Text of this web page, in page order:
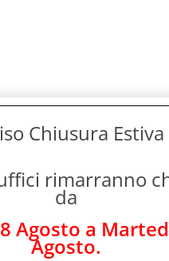
gli effetti luminosi
del bambino, lo
imparare le [...]
Chiusura Estiva
rimarranno
da
Agosto a
Agosto.